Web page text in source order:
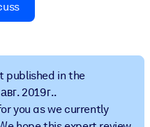
знания в вашу LMS/LXP для
published in the
2019 г..
you as we currently